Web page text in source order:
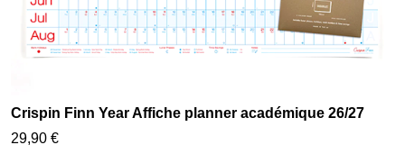
Crispin Finn Year Affiche planner académique 26/27
29,90 €